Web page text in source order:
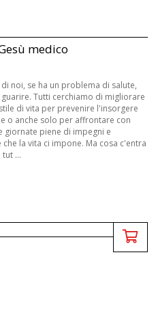
medico
noi, se ha un problema di salute,
Tutti cerchiamo di migliorare
di vita per prevenire l'insorgere
o anche solo per affrontare con
giornate piene di impegni e
che la vita ci impone. Ma cosa c'entra
tut ...